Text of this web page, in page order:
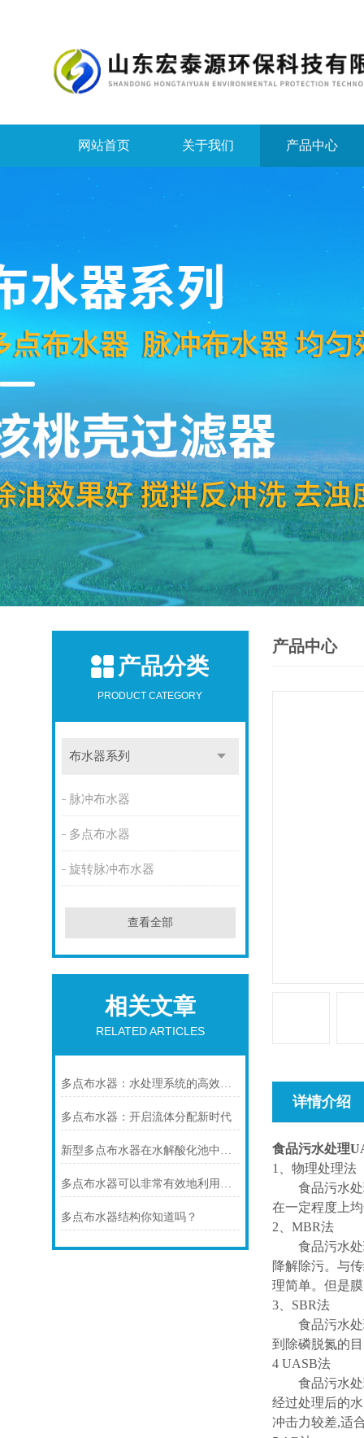
网站首页 关于我们 产品中心
产品分类
PRODUCT CATEGORY
布水器系列
脉冲布水器
多点布水器
旋转脉冲布水器
查看全部
相关文章
RELATED ARTICLES
多点布水器：水处理系统的高效精灵
多点布水器：开启流体分配新时代
新型多点布水器在水解酸化池中的应用
多点布水器可以非常有效地利用水资源
多点布水器结构你知道吗？
产品中心
详情介绍
食品污水处理
1、物理处理法
食品污水处理
在一定程度上
2、MBR法
食品污水处理
降解除污。与
理简单。但是
3、SBR法
食品污水处理
到除磷脱氮的
4 UASB法
食品污水处理
经过处理后的
冲击力较差,适